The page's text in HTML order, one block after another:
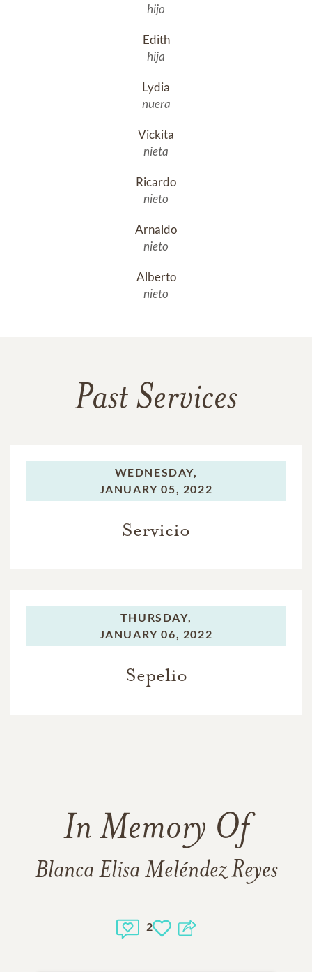
hijo
Edith
hija
Lydia
nuera
Vickita
nieta
Ricardo
nieto
Arnaldo
nieto
Alberto
nieto
Past Services
WEDNESDAY,
JANUARY 05, 2022
Servicio
THURSDAY,
JANUARY 06, 2022
Sepelio
In Memory Of
Blanca Elisa Meléndez Reyes
2